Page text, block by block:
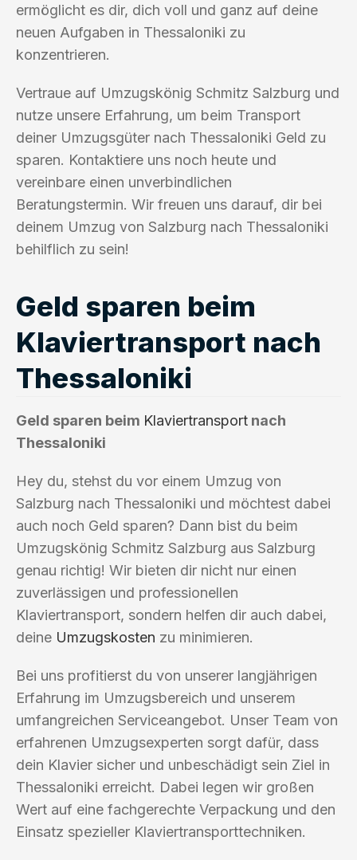
ermöglicht es dir, dich voll und ganz auf deine
neuen Aufgaben in Thessaloniki zu
konzentrieren.
Vertraue auf Umzugskönig Schmitz Salzburg und
nutze unsere Erfahrung, um beim Transport
deiner Umzugsgüter nach Thessaloniki Geld zu
sparen. Kontaktiere uns noch heute und
vereinbare einen unverbindlichen
Beratungstermin. Wir freuen uns darauf, dir bei
deinem Umzug von Salzburg nach Thessaloniki
behilflich zu sein!
Geld sparen beim
Klaviertransport nach
Thessaloniki
Geld sparen beim Klaviertransport nach
Thessaloniki
Hey du, stehst du vor einem Umzug von
Salzburg nach Thessaloniki und möchtest dabei
auch noch Geld sparen? Dann bist du beim
Umzugskönig Schmitz Salzburg aus Salzburg
genau richtig! Wir bieten dir nicht nur einen
zuverlässigen und professionellen
Klaviertransport, sondern helfen dir auch dabei,
deine Umzugskosten zu minimieren.
Bei uns profitierst du von unserer langjährigen
Erfahrung im Umzugsbereich und unserem
umfangreichen Serviceangebot. Unser Team von
erfahrenen Umzugsexperten sorgt dafür, dass
dein Klavier sicher und unbeschädigt sein Ziel in
Thessaloniki erreicht. Dabei legen wir großen
Wert auf eine fachgerechte Verpackung und den
Einsatz spezieller Klaviertransporttechniken.